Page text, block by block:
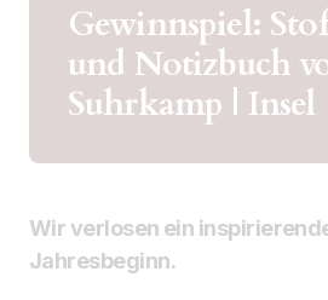
Gewinnspiel:
und Notizbuch
Suhrkamp | Insel
Wir verlosen ein
Jahresbeginn.